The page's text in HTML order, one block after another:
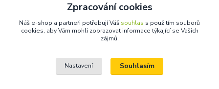
+420 725 889 873
(Po-Ne, 9-18 hod.)
Zpracování cookies
Náš e-shop a partneři potřebují Váš souhlas s použitím souborů
cookies, aby Vám mohli zobrazovat informace týkající se Vašich
zájmů.
Nastavení Souhlasím